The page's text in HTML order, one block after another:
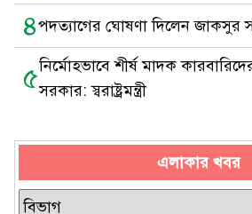
৪পদত্যাগের ঘোষণা দিলেন জাকসুর
৫নির্মোহভাবে শীর্ষ মাদক
সরকার: স্বরাষ্ট্রমন্ত্রী
এলাকার খবর